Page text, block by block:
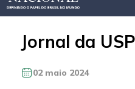
Jornal da USP
02 maio 2024